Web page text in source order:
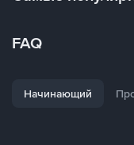
FAQ
Начинающий